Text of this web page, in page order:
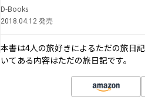
D-Books
2018.04.12 発売
本書は4人の旅好きによるただの旅日
いてある内容はただの旅日記です。